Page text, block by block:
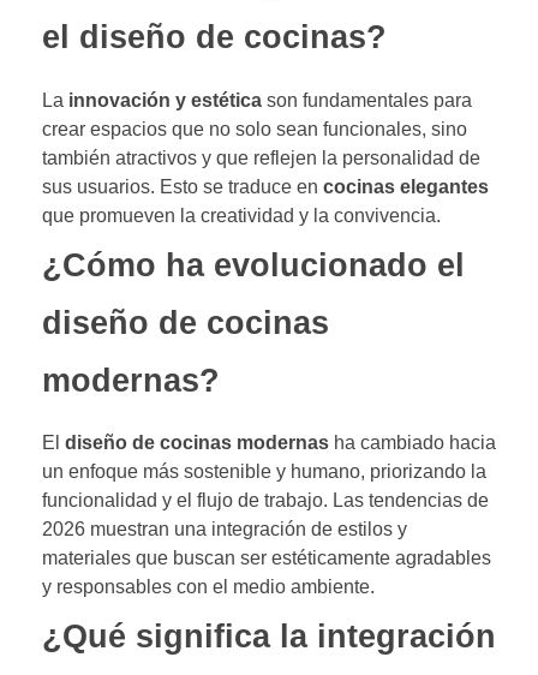
el diseño de cocinas?
La innovación y estética son fundamentales para
crear espacios que no solo sean funcionales, sino
también atractivos y que reflejen la personalidad de
sus usuarios. Esto se traduce en cocinas elegantes
que promueven la creatividad y la convivencia.
¿Cómo ha evolucionado el
diseño de cocinas
modernas?
El diseño de cocinas modernas ha cambiado hacia
un enfoque más sostenible y humano, priorizando la
funcionalidad y el flujo de trabajo. Las tendencias de
2026 muestran una integración de estilos y
materiales que buscan ser estéticamente agradables
y responsables con el medio ambiente.
¿Qué significa la integración